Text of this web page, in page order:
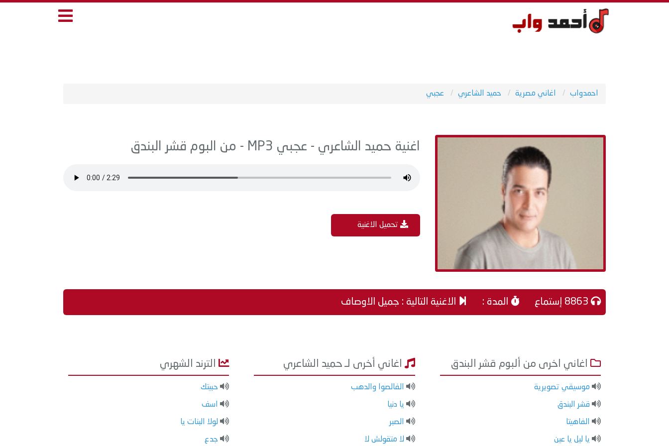
احمدواب اغاني مصرية حميد الشاعري عجبي
اغنية حميد الشاعري - عجبي MP3 - من البوم قشر البندق
تحميل الاغنية
المدة : الاغنية التالية : جميل الاوصاف
اغاني اخرى من ألبوم قشر البندق
موسيقي تصويرية
قشر البندق
الفاهيتا
يا ليل يا عين
اغاني أخرى لـ حميد الشاعري
الفالصوا والدهب
يا دنيا
الصبر
لا متقولش لا
الترند الشهري
حبيتك
اسف
لولا البنات يا
جدع